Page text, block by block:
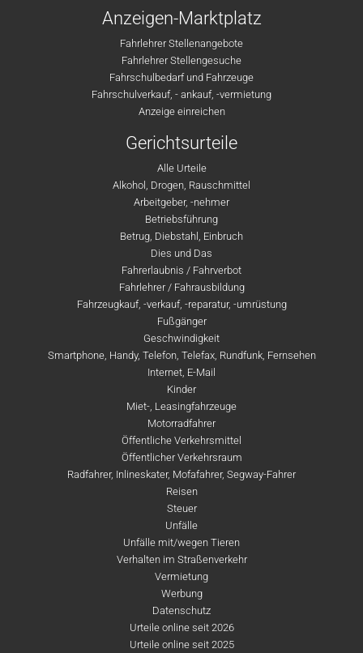
Anzeigen-Marktplatz
Fahrlehrer Stellenangebote
Fahrlehrer Stellengesuche
Fahrschulbedarf und Fahrzeuge
Fahrschulverkauf, - ankauf, -vermietung
Anzeige einreichen
Gerichtsurteile
Alle Urteile
Alkohol, Drogen, Rauschmittel
Arbeitgeber, -nehmer
Betriebsführung
Betrug, Diebstahl, Einbruch
Dies und Das
Fahrerlaubnis / Fahrverbot
Fahrlehrer / Fahrausbildung
Fahrzeugkauf, -verkauf, -reparatur, -umrüstung
Fußgänger
Geschwindigkeit
Smartphone, Handy, Telefon, Telefax, Rundfunk, Fernsehen
Internet, E-Mail
Kinder
Miet-, Leasingfahrzeuge
Motorradfahrer
Öffentliche Verkehrsmittel
Öffentlicher Verkehrsraum
Radfahrer, Inlineskater, Mofafahrer, Segway-Fahrer
Reisen
Steuer
Unfälle
Unfälle mit/wegen Tieren
Verhalten im Straßenverkehr
Vermietung
Werbung
Datenschutz
Urteile online seit 2026
Urteile online seit 2025